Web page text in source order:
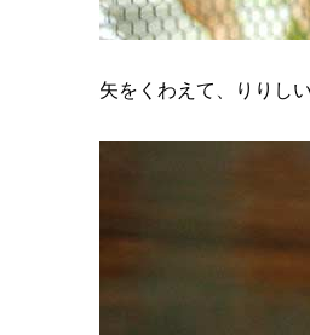
矢をくわえて、りりし